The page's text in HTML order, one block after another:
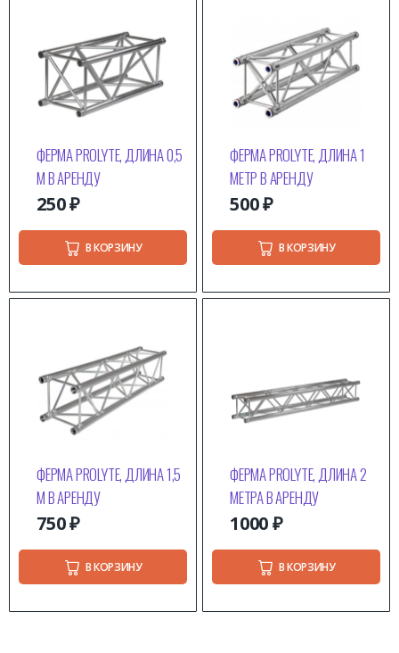
ФЕРМА PROLYTE, ДЛИНА 0,5
М В АРЕНДУ
250₽
В КОРЗИНУ
ФЕРМА PROLYTE, ДЛИНА 1
МЕТР В АРЕНДУ
500₽
В КОРЗИНУ
ФЕРМА PROLYTE, ДЛИНА 1,5
М В АРЕНДУ
750₽
В КОРЗИНУ
ФЕРМА PROLYTE, ДЛИНА 2
МЕТРА В АРЕНДУ
1000₽
В КОРЗИНУ